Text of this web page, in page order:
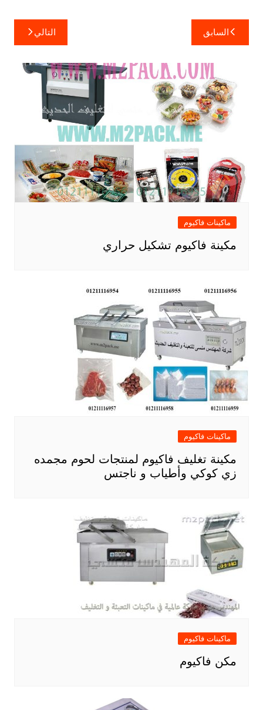
تصفّح
المقالات
السابق التالي
ماكينات فاكيوم
مكينة فاكيوم تشكيل حراري
ماكينات فاكيوم
مكينة تغليف فاكيوم لمنتجات لحوم مجمده
زي كوكي وأطياب و ناجتس
ماكينات فاكيوم
مكن فاكيوم